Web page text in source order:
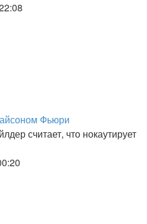
Фьюри
считает, что нокаутирует